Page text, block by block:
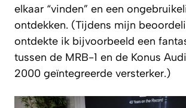
elkaar “vinden” en een
ontdekken. (Tijdens mijn
ontdekte ik bijvoorbeeld een
tussen de MRB-1 en de Konus
2000 geïntegreerde versterker.)